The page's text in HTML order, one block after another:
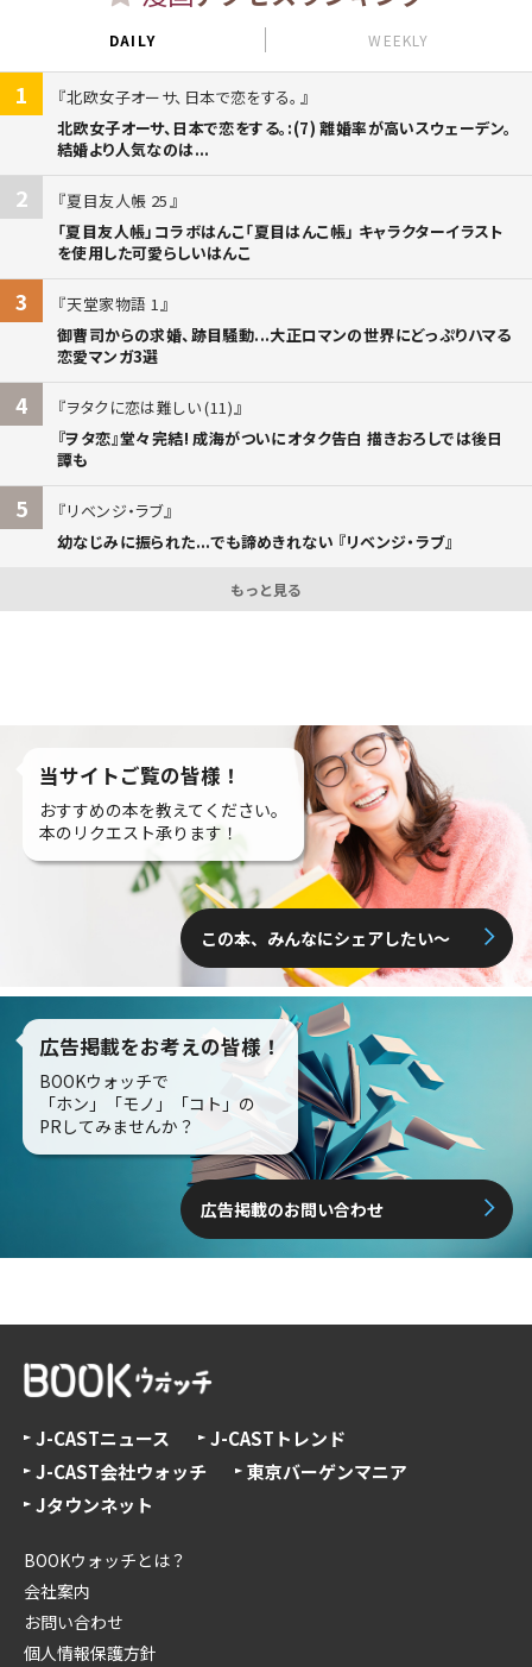
DAILY WEEKLY
1
北欧女子オーサ、日本で恋をする。
北欧女子オーサ、日本で恋をする。:(7) 離婚率が高いスウェーデン。
結婚より人気なのは...
2
夏目友人帳 25
「夏目友人帳」コラボはんこ「夏目はんこ帳」 キャラクターイラスト
を使用した可愛らしいはんこ
3
天堂家物語 1
御曹司からの求婚、跡目騒動...大正ロマンの世界にどっぷりハマる
恋愛マンガ3選
4
ヲタクに恋は難しい (11)
『ヲタ恋』堂々完結! 成海がついにオタク告白 描きおろしでは後日
譚も
5
リベンジ・ラブ
幼なじみに振られた...でも諦めきれない 『リベンジ・ラブ』
もっと見る
当サイトご覧の皆様！
おすすめの本を教えてください。
本のリクエスト承ります！
この本、みんなにシェアしたい〜
広告掲載をお考えの皆様！
BOOKウォッチで
「ホン」「モノ」「コト」の
PRしてみませんか？
広告掲載のお問い合わせ
J-CASTニュース
J-CASTトレンド
J-CAST会社ウォッチ
東京バーゲンマニア
Jタウンネット
BOOKウォッチとは？
会社案内
お問い合わせ
個人情報保護方針